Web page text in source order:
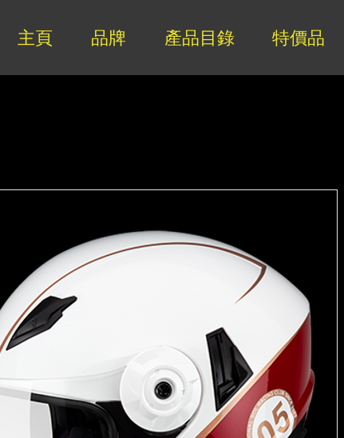
主頁 品牌 產品目錄 特價品